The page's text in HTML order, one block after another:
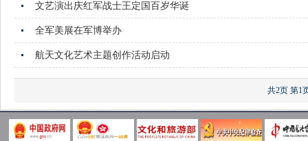
文艺演出庆红军战士王定国百岁华诞
全军美展在军博举办
航天文化艺术主题创作活动启动
共2页 第1